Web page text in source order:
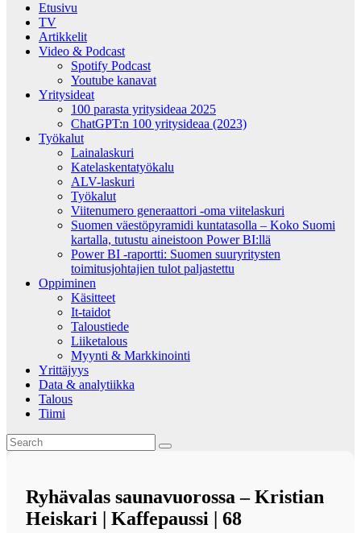
Etusivu
TV
Artikkelit
Video & Podcast
Spotify Podcast
Youtube kanavat
Yritysideat
100 parasta yritysideaa 2025
ChatGPT:n 100 yritysideaa (2023)
Työkalut
Lainalaskuri
Katelaskentatyökalu
ALV-laskuri
Työkalut
Viitenumero generaattori -oma viitelaskuri
Suomen väestöpyramidi kuntatasolla – Koko Suomi
kartalla, tutustu aineistoon Power BI:llä
Power BI -raportti: Suomen suuryritysten
toimitusjohtajien tulot paljastettu
Oppiminen
Käsitteet
It-taidot
Taloustiede
Liiketalous
Myynti & Markkinointi
Yrittäjyys
Data & analytiikka
Talous
Tiimi
Ryhävalas saunavuorossa – Kristian
Heiskari | Kaffepaussi | 68